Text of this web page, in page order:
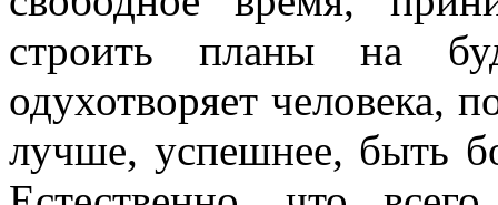
строить планы на
одухотворяет человека,
лучше, успешнее, быть